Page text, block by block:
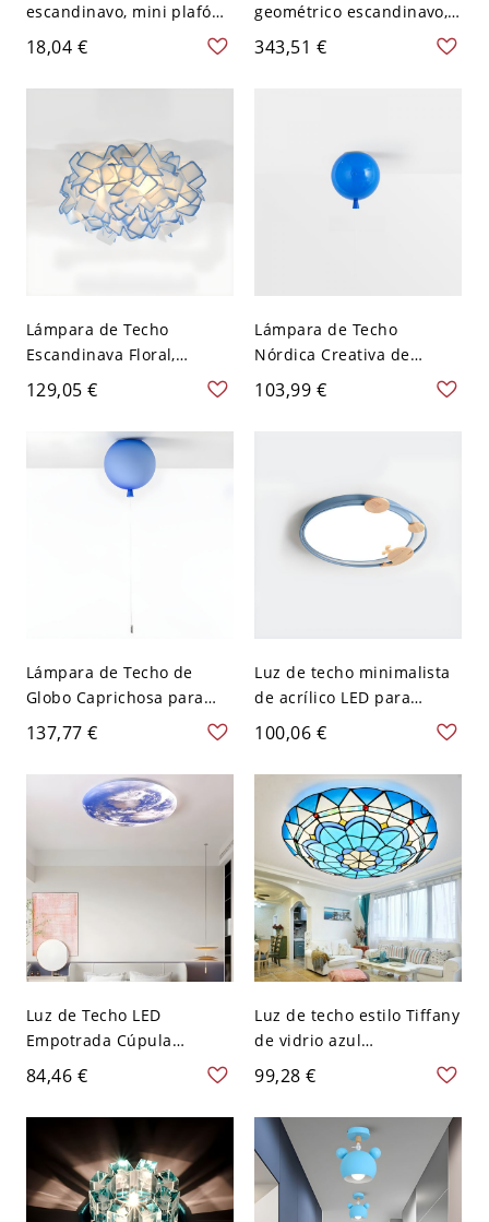
escandinavo, mini plafón
de 4 pulgadas con detalle
de madera para pasillo -
110 A 120 V Azul
18,04 €
geométrico escandinavo,
pantalla de pétalos en
capas para un suave
343,51 €
Lámpara de Techo
Escandinava Floral,
Pantalla Geométrica
Artística para Dormitorio -
Azul 110 A 120 V 53,34 cm
129,05 €
Lámpara de Techo
Nórdica Creativa de
Globo, Lámpara Infantil
con Interruptor de Cuerda
103,99 €
Lámpara de Techo de
Globo Caprichosa para
Habitación Infantil y
Guardería Iluminación de
Vidrio Juguetona - 110 A
120 V 20,32 cm Azul
137,77 €
Luz de techo minimalista
de acrílico LED para
habitación infantil - Azul
110 A 120 V Ballena
100,06 €
Luz de Techo LED
Empotrada Cúpula
Cósmica con Impresión de
Planeta en Alta Definición
- 110 A 120 V 40,64 cm
84,46 €
Luz de techo estilo Tiffany
de vidrio azul
mediterráneo - 110 A 120
V 30,48 cm Blanco
99,28 €